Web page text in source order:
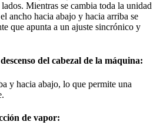
Mientras se cambia toda la unidad
ancho hacia abajo y hacia arriba se
que apunta a un ajuste sincrónico y
del cabezal de la máquina:
y hacia abajo, lo que permite una
de vapor: